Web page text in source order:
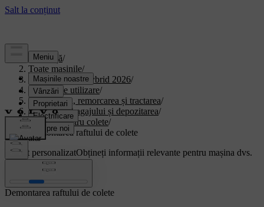
Asistență/
Toate mașinile/
XC90 Plug-in Hybrid 2026/
Manual de utilizare/
Depozitarea, remorcarea și tractarea/
Spațiul portbagajului și depozitarea/
Raftul pentru colete/
Demontarea raftului de colete
Suport personalizatObțineți informații relevante pentru mașina dvs.
Conectează-te
Demontarea raftului de colete